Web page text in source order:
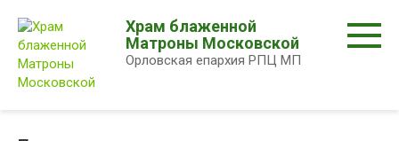
контенту
Храм блаженной
Матроны Московской
Орловская епархия РПЦ МП